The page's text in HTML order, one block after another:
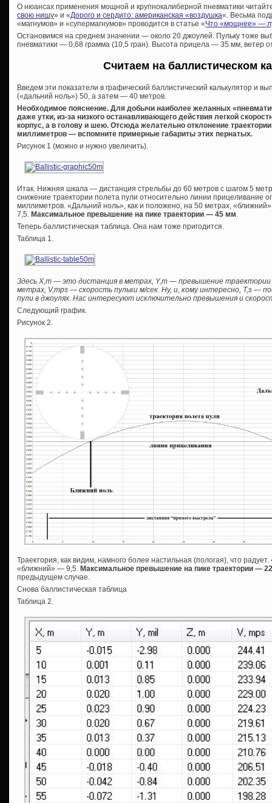
О нюансах применения мощной и крупнокалиберной пневматики
свою нишу» и «Дорого и сердито: американская «воздушка«. Весьма
«магнумов» и «супермагнумов» проводится в статье «Что «мощнее» —
Остановимся на среднем значении — около 20 джоулей. Пульку тоже
пневматики — 0,68 грамма (10,5 гран). Высота прицела — 35 мм, ветер
Считаем на баллистическом
Введем эти показатели в графический баллистический калькулятор и
(«дальний ноль») 50, а затем — 40 метров.
Необходимое пояснение. Для добычи наиболее желанных
даже утки, из-за низкого останавливающего действия легкой
корпус, а в голову и шею. Отсюда желательно отклонение
миллиметров — вспомните примерные габариты этих пернатых.
Рисунок 1 (можно и нужно увеличить).
Итак. Нижняя шкала — дистанция стрельбы до 60 метров с шагом 5
снижение траектории полета пули относительно линии прицеливание
миллиметров. «Дальний ноль», как и положено, на 50 метрах,
7,5. Максимальное превышение на пике траектории — 45 мм.
Теперь баллистическая таблица. Она нам тоже пригодится.
Таблица 1.
Здесь Х,m — это дистанция в метрах, Y,m — превышение траектории
метрах, V,mps — скорость пульки м/сек. Ну, и, кому интересно, T,s —
пули в джоулях. Нас интересуют исключительно превышения и
Следующий график.
Рисунок 2.
Траектория, как видим, намного более настильная (пологая), что
«ближний» — 9,5. Максимальное превышение на пике траектории —
предыдущем случае.
Снова баллистическая таблица
Таблица 2.